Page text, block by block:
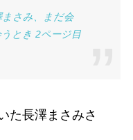
まさみ、まだ会
うとき 2ページ目
た長澤まさみさ